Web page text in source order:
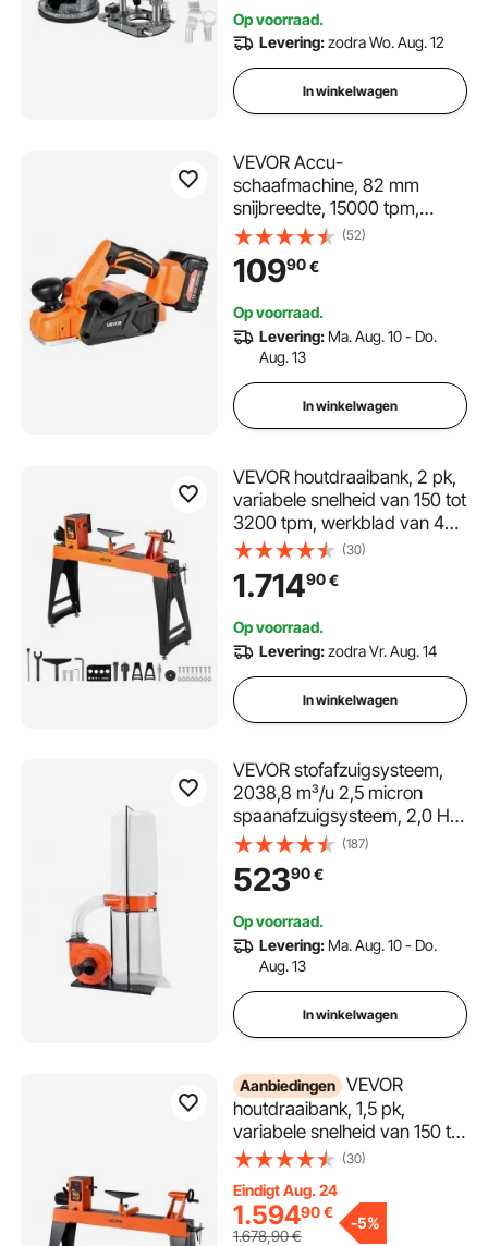
Op voorraad.
Levering:zodra Wo. Aug. 12
In winkelwagen
VEVOR Accu-
schaafmachine, 82 mm
snijbreedte, 15000 tpm,
elektrische schaafmachine
voor hout met 4,0 Ah 18 V
lithiumbatterij, borstelloze
stofopvangzak, voor
houtbewerking
(52)
10990€
Op voorraad.
Levering: Ma. Aug. 10 - Do.
Aug. 13
In winkelwagen
VEVOR houtdraaibank, 2 pk,
variabele snelheid van 150 tot
3200 tpm, werkblad van 457
x 1020 mm, voor middelgrote
tot grote
houtbewerkingsprojecten
(30)
1.71490€
Op voorraad.
Levering:zodra Vr. Aug. 14
In winkelwagen
VEVOR stofafzuigsysteem,
2038,8 m³/u 2,5 micron
spaanafzuigsysteem, 2,0 HP
zaagselafzuigsysteem met
132,5 L stofzak en 159 L
filterzak, stofafzuiger voor
(187)
52390€
Op voorraad.
Levering: Ma. Aug. 10 - Do.
Aug. 13
In winkelwagen
Aanbiedingen VEVOR
houtdraaibank, 1,5 pk,
variabele snelheid van 150 tot
3200 tpm, werkblad van 406
tot grote
houtbewerkingsprojecten
(30)
Eindigt Aug. 24
1.59490€
1.678,90€
-5%